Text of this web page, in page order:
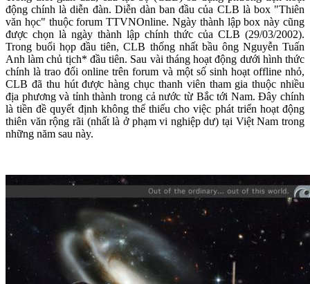
động chính là diễn đàn. Diễn dàn ban đầu của CLB là box "Thiên
văn học" thuộc forum TTVNOnline. Ngày thành lập box này cũng
được chọn là ngày thành lập chính thức của CLB (29/03/2002).
Trong buổi họp đầu tiên, CLB thống nhất bầu ông Nguyễn Tuấn
Anh làm chủ tịch* đầu tiên. Sau vài tháng hoạt động dưới hình thức
chính là trao đổi online trên forum và một số sinh hoạt offline nhỏ,
CLB đã thu hút được hàng chục thanh viên tham gia thuộc nhiều
địa phương và tỉnh thành trong cả nước từ Bắc tới Nam. Đây chính
là tiền đề quyết định không thể thiếu cho việc phát triển hoạt động
thiên văn rộng rãi (nhất là ở phạm vi nghiệp dư) tại Việt Nam trong
những năm sau này.